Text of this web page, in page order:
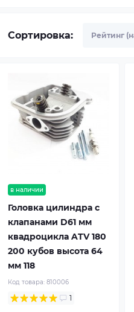
Сортировка:
в наличии
Головка цилиндра с
клапанами D61 мм
квадроцикла ATV 180
200 кубов высота 64
мм 118
Код товара: 810006
1